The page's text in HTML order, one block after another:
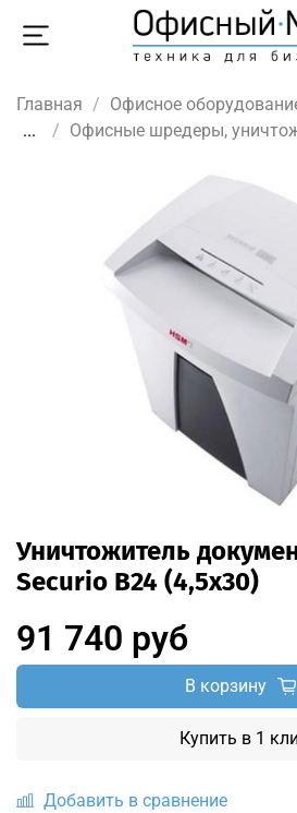
Главная
Офисное
...
Офисные шредеры,
Уничтожитель
Securio B24 (4,5x30)
Добавить в сравнение
91 740 руб
В корзину
Купить в 1